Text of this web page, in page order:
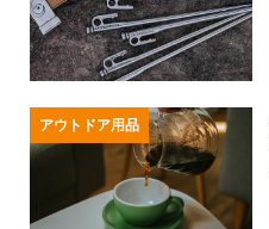
アウトドア用品